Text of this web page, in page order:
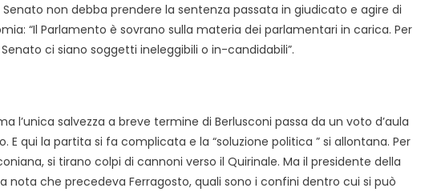
non debba prendere la sentenza passata in giudicato e agire di
“Il Parlamento è sovrano sulla materia dei parlamentari in carica. Per
ci siano soggetti ineleggibili o in-candidabili”.
l’unica salvezza a breve termine di Berlusconi passa da un voto d’aula
E qui la partita si fa complicata e la “soluzione politica ” si allontana. Per
si tirano colpi di cannoni verso il Quirinale. Ma il presidente della
nota che precedeva Ferragosto, quali sono i confini dentro cui si può